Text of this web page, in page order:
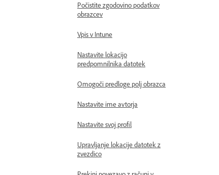
Počistite zgodovino podatkov
obrazcev
Vpis v Intune
Nastavite lokacijo
predpomnilnika datotek
Omogoči predloge polj obrazca
Nastavite ime avtorja
Nastavite svoj profil
Upravljanje lokacije datotek z
zvezdico